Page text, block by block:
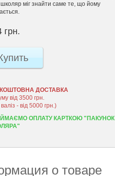
міг знайти саме те, що йому
грн.
ДОСТАВКА
від 3500 грн.
- від 5000 грн.)
ОПЛАТУ КАРТКОЮ "ПАКУНОК
о товаре